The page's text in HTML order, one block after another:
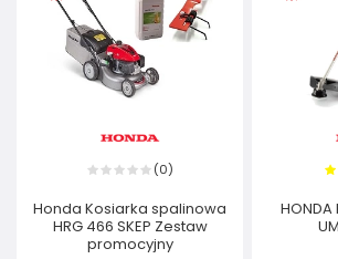
(0)
Honda Kosiarka spalinowa
HRG 466 SKEP Zestaw
promocyjny